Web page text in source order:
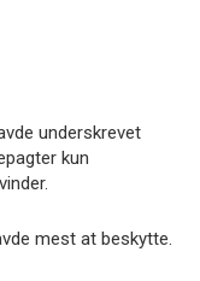
underskrevet
kun
mest at beskytte.